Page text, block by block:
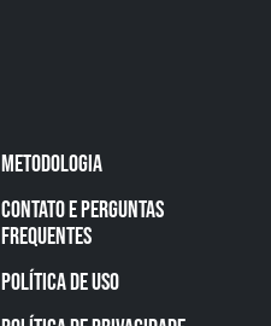
METODOLOGIA
CONTATO E PERGUNTAS
FREQUENTES
POLÍTICA DE USO